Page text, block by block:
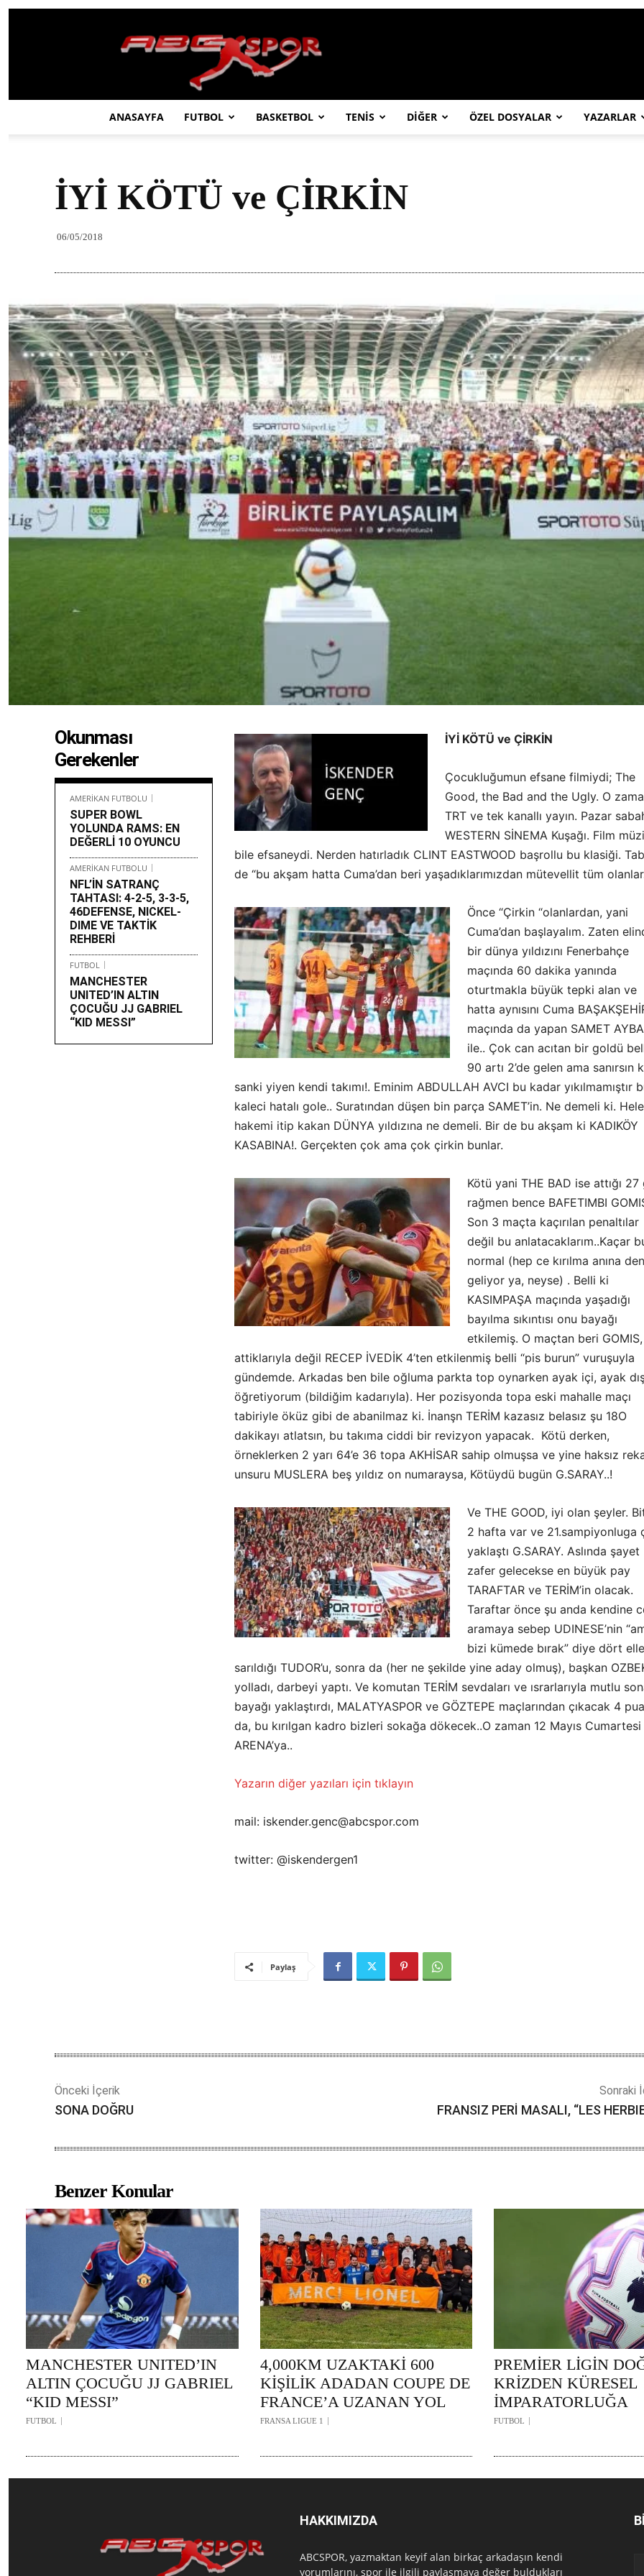
ABC
SPOR
ANASAYFA FUTBOL BASKETBOL TENİS DİĞER ÖZEL DOSYALAR YAZARLAR
İYİ KÖTÜ ve ÇİRKİN
06/05/2018
Okunması
Gerekenler
AMERİKAN FUTBOLU
SUPER BOWL
YOLUNDA RAMS: EN
DEĞERLİ 10 OYUNCU
AMERİKAN FUTBOLU
NFL’İN SATRANÇ
TAHTASI: 4-2-5, 3-3-5,
46DEFENSE, NICKEL-
DIME VE TAKTİK
REHBERİ
FUTBOL
MANCHESTER
UNITED’IN ALTIN
ÇOCUĞU JJ GABRIEL
“KID MESSI”
İYİ KÖTÜ ve ÇİRKİN
Çocukluğumun efsane filmiydi; The
Good, the Bad and the Ugly. O
TRT ve tek kanallı yayın. Pazar
WESTERN SİNEMA Kuşağı. Film
bile efsaneydi. Nerden hatırladık CLINT EASTWOOD başrollu bu klasiği.
de “bu akşam hatta Cuma’dan beri yaşadıklarımızdan mütevellit tüm
Önce “Çirkin “olanlardan, yani
Cuma’dan başlayalım. Zaten
bir dünya yıldızını Fenerbahçe
maçında 60 dakika yanında
oturtmakla büyük tepki alan ve
hatta aynısını Cuma
maçında da yapan SAMET
ile.. Çok can acıtan bir goldü
90 artı 2’de gelen ama sanırsın
sanki yiyen kendi takımı!. Eminim ABDULLAH AVCI bu kadar yıkılmamıştır
kaleci hatalı gole.. Suratından düşen bin parça SAMET’in. Ne demeli ki.
hakemi itip kakan DÜNYA yıldızına ne demeli. Bir de bu akşam ki KADIKÖY
KASABINA!. Gerçekten çok ama çok çirkin bunlar.
Kötü yani THE BAD ise attığı 27
rağmen bence BAFETIMBI
Son 3 maçta kaçırılan penaltılar
değil bu anlatacaklarım..Kaçar
normal (hep ce kırılma anına
geliyor ya, neyse) . Belli ki
KASIMPAŞA maçında yaşadığı
bayılma sıkıntısı onu bayağı
etkilemiş. O maçtan beri GOMIS,
attiklarıyla değil RECEP İVEDİK 4’ten etkilenmiş belli “pis burun” vuruşuyla
gündemde. Arkadas ben bile oğluma parkta top oynarken ayak içi, ayak
öğretiyorum (bildiğim kadarıyla). Her pozisyonda topa eski mahalle maçı
tabiriyle öküz gibi de abanilmaz ki. İnanşn TERİM kazasız belasız şu 18O
dakikayı atlatsın, bu takıma ciddi bir revizyon yapacak. Kötü derken,
örneklerken 2 yarı 64’e 36 topa AKHİSAR sahip olmuşsa ve yine haksız
unsuru MUSLERA beş yıldız on numaraysa, Kötüydü bugün G.SARAY..!
Ve THE GOOD, iyi olan şeyler.
2 hafta var ve 21.sampiyonluga
yaklaştı G.SARAY. Aslında şayet
zafer gelecekse en büyük pay
TARAFTAR ve TERİM’in olacak.
Taraftar önce şu anda kendine
aramaya sebep UDINESE’nin
bizi kümede bırak” diye dört elle
sarıldığı TUDOR’u, sonra da (her ne şekilde yine aday olmuş), başkan
yolladı, darbeyi yaptı. Ve komutan TERİM sevdaları ve ısrarlarıyla mutlu
bayağı yaklaştırdı, MALATYASPOR ve GÖZTEPE maçlarından çıkacak 4
da, bu kırılgan kadro bizleri sokağa dökecek..O zaman 12 Mayıs Cumartesi
ARENA’ya..
Yazarın diğer yazıları için tıklayın
mail: iskender.genc@abcspor.com
twitter: @iskendergen1
Paylaş
Önceki İçerik
SONA DOĞRU
Sonraki
FRANSIZ PERİ MASALI, “LES
Benzer Konular
MANCHESTER UNITED’IN
ALTIN ÇOCUĞU JJ GABRIEL
“KID MESSI”
FUTBOL
4,000KM UZAKTAKİ 600
KİŞİLİK ADADAN COUPE DE
FRANCE’A UZANAN YOL
FRANSA LIGUE 1
PREMİER LİGİN
KRİZDEN KÜRESEL
İMPARATORLUĞA
FUTBOL
HAKKIMIZDA
ABCSPOR, yazmaktan keyif alan birkaç arkadaşın kendi
yorumlarını, spor ile ilgili paylaşmaya değer buldukları